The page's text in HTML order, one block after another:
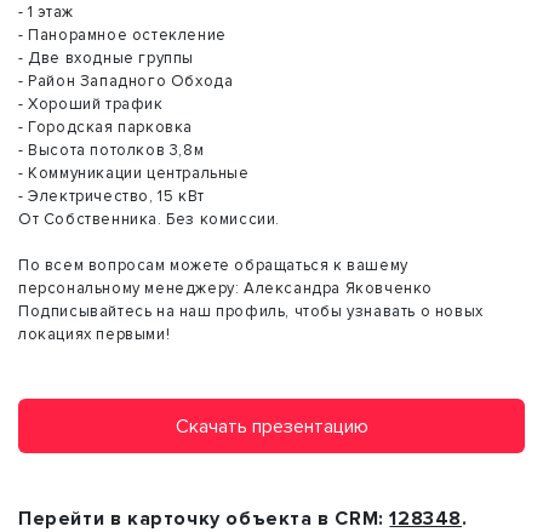
- 1 этаж
- Панорамное остекление
- Две входные группы
- Район Западного Обхода
- Хороший трафик
- Городская парковка
- Высота потолков 3,8м
- Коммуникации центральные
- Электричество, 15 кВт
От Собственника. Без комиссии.
По всем вопросам можете обращаться к вашему
персональному менеджеру: Александра Яковченко
Подписывайтесь на наш профиль, чтобы узнавать о новых
локациях первыми!
Скачать презентацию
Перейти в карточку объекта в CRM:128348.